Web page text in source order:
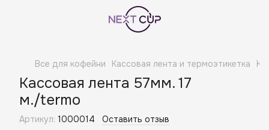
Все для кофейни Кассовая лента и термоэтикетка
Кассовая лента 57мм. 17
м./termo
Артикул: 1000014 Оставить отзыв